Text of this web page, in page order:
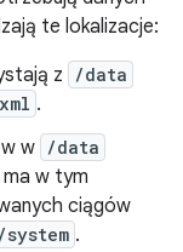
te lokalizacje:
z /data
.
w /data
w tym
ciągów
/system .